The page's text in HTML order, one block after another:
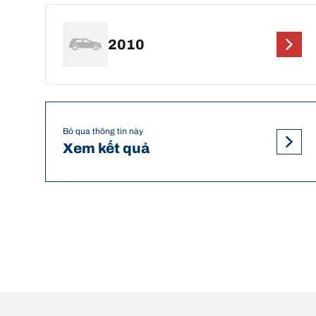
2010
Bỏ qua thông tin này
Xem kết quả